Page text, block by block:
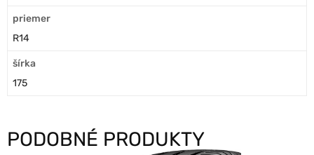
priemer
R14
šírka
175
PODOBNÉ PRODUKTY